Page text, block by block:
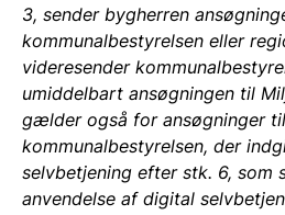
3, sender bygherren
kommunalbestyrelsen eller
videresender
umiddelbart ansøgningen til
gælder også for ansøgninger til
kommunalbestyrelsen, der
selvbetjening efter stk. 6, som
anvendelse af digital